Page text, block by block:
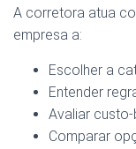
A corretora atua
empresa a:
Escolher a
Entender
Avaliar
Comparar